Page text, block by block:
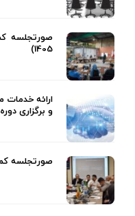
1405)
ارائه
و برگزاری
صورتجلسه